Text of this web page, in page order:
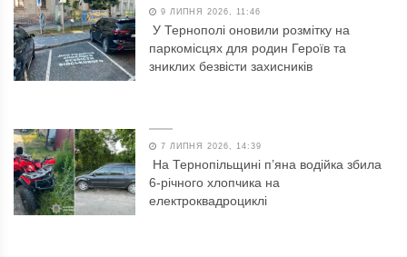
9 ЛИПНЯ 2026, 11:46
У Тернополі оновили розмітку на
паркомісцях для родин Героїв та
зниклих безвісти захисників
7 ЛИПНЯ 2026, 14:39
На Тернопільщині п’яна водійка збила
6-річного хлопчика на
електроквадроциклі